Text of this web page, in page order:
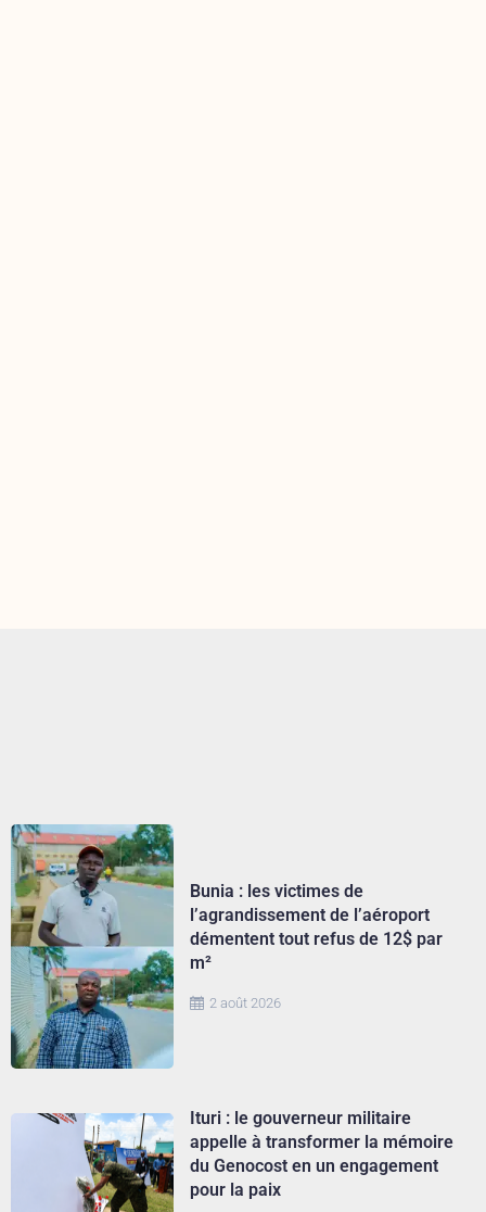
2 août 2026
Bunia : les victimes de
l’agrandissement de l’aéroport
démentent tout refus de 12$ par
m²
Ituri : le gouverneur militaire
appelle à transformer la mémoire
du Genocost en un engagement
pour la paix